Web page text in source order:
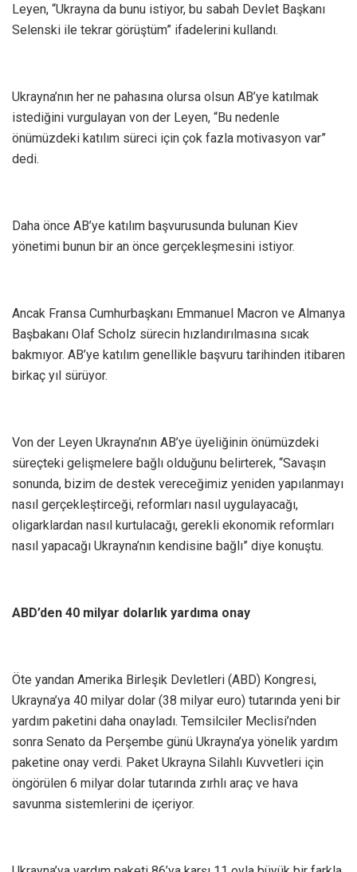
Leyen, “Ukrayna da bunu istiyor, bu sabah Devlet Başkanı
Selenski ile tekrar görüştüm” ifadelerini kullandı.
Ukrayna’nın her ne pahasına olursa olsun AB’ye katılmak
istediğini vurgulayan von der Leyen, “Bu nedenle
önümüzdeki katılım süreci için çok fazla motivasyon var”
dedi.
Daha önce AB’ye katılım başvurusunda bulunan Kiev
yönetimi bunun bir an önce gerçekleşmesini istiyor.
Ancak Fransa Cumhurbaşkanı Emmanuel Macron ve Almanya
Başbakanı Olaf Scholz sürecin hızlandırılmasına sıcak
bakmıyor. AB’ye katılım genellikle başvuru tarihinden itibaren
birkaç yıl sürüyor.
Von der Leyen Ukrayna’nın AB’ye üyeliğinin önümüzdeki
süreçteki gelişmelere bağlı olduğunu belirterek, “Savaşın
sonunda, bizim de destek vereceğimiz yeniden yapılanmayı
nasıl gerçekleştirceği, reformları nasıl uygulayacağı,
oligarklardan nasıl kurtulacağı, gerekli ekonomik reformları
nasıl yapacağı Ukrayna’nın kendisine bağlı” diye konuştu.
ABD’den 40 milyar dolarlık yardıma onay
Öte yandan Amerika Birleşik Devletleri (ABD) Kongresi,
Ukrayna’ya 40 milyar dolar (38 milyar euro) tutarında yeni bir
yardım paketini daha onayladı. Temsilciler Meclisi’nden
sonra Senato da Perşembe günü Ukrayna’ya yönelik yardım
paketine onay verdi. Paket Ukrayna Silahlı Kuvvetleri için
öngörülen 6 milyar dolar tutarında zırhlı araç ve hava
savunma sistemlerini de içeriyor.